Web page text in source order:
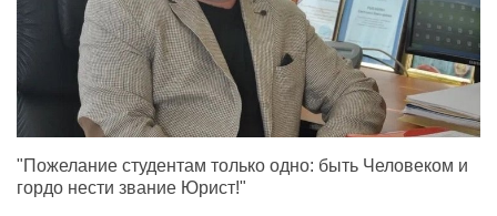
"Пожелание студентам только одно: быть Человеком и
гордо нести звание Юрист!"